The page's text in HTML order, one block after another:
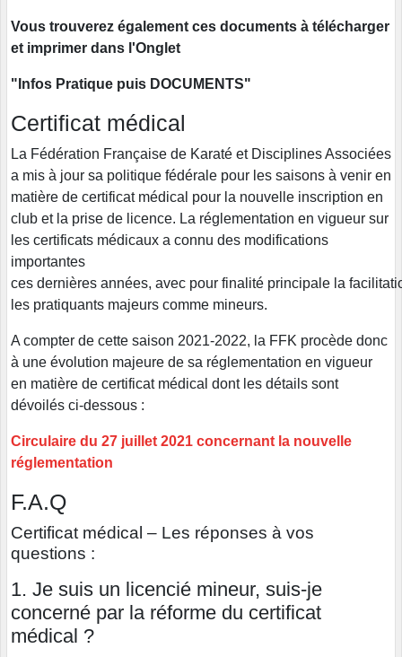
Vous trouverez également ces documents à télécharger
et imprimer dans l'Onglet
"Infos Pratique puis DOCUMENTS"
Certificat médical
La Fédération Française de Karaté et Disciplines Associées
a mis à jour sa politique fédérale pour les saisons à venir en
matière de certificat médical pour la nouvelle inscription en
club et la prise de licence. La réglementation en vigueur sur
les certificats médicaux a connu des modifications
importantes
ces dernières années, avec pour finalité principale la
les pratiquants majeurs comme mineurs.
A compter de cette saison 2021-2022, la FFK procède donc
à une évolution majeure de sa réglementation en vigueur
en matière de certificat médical dont les détails sont
dévoilés ci-dessous :
Circulaire du 27 juillet 2021 concernant la nouvelle
réglementation
F.A.Q
Certificat médical – Les réponses à vos
questions :
1. Je suis un licencié mineur, suis-je
concerné par la réforme du certificat
médical ?